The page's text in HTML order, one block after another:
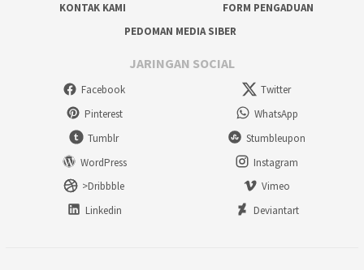
KONTAK KAMI
FORM PENGADUAN
PEDOMAN MEDIA SIBER
JARINGAN SOCIAL
Facebook
Twitter
Pinterest
WhatsApp
Tumblr
Stumbleupon
WordPress
Instagram
>Dribbble
Vimeo
Linkedin
Deviantart